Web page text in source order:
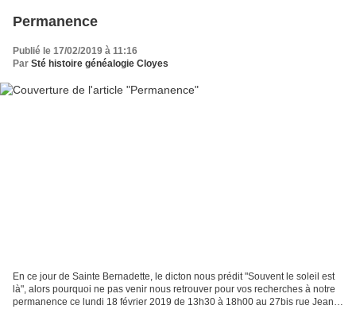
Permanence
Publié le 17/02/2019 à 11:16
Par Sté histoire généalogie Cloyes
En ce jour de Sainte Bernadette, le dicton nous prédit "Souvent le soleil est
là", alors pourquoi ne pas venir nous retrouver pour vos recherches à notre
permanence ce lundi 18 février 2019 de 13h30 à 18h00 au 27bis rue Jean